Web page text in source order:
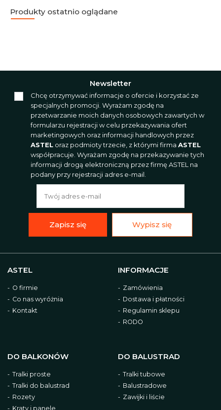
Produkty ostatnio oglądane
ASTEL
O firmie
Co nas wyróżnia
Kontakt
INFORMACJE
Zamówienia
Dostawa i płatności
Regulamin sklepu
RODO
DO BALKONÓW
Tralki proste
Tralki do balustrad
Rozety
Kraty i panele
DO BALUSTRAD
Tralki tubowe
Balustradowe
Zawijki i liście
Newsletter
Chcę otrzymywać informacje o ofercie i korzystać ze
specjalnych promocji. Wyrażam zgodę na
przetwarzanie moich danych osobowych zawartych w
formularzu rejestracji w celu przekazywania ofert
marketingowych oraz informacji handlowych przez
ASTEL oraz podmioty trzecie, z którymi firma ASTEL
współpracuje. Wyrażam zgodę na przekazywanie tych
informacji drogą elektroniczną przez firmę ASTEL na
podany przy rejestracji adres e-mail.
Zapisz się Wypisz się